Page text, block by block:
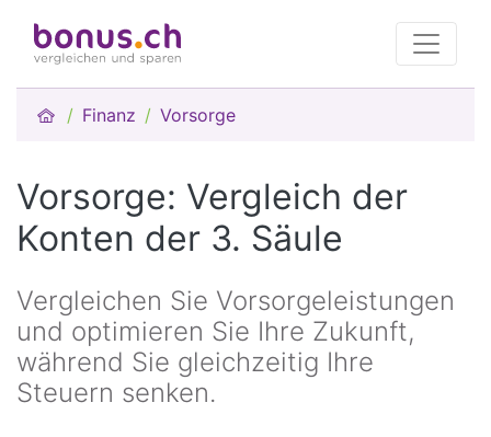
Finanz Vorsorge
Vorsorge: Vergleich der
Konten der 3. Säule
Vergleichen Sie Vorsorgeleistungen
und optimieren Sie Ihre Zukunft,
während Sie gleichzeitig Ihre
Steuern senken.